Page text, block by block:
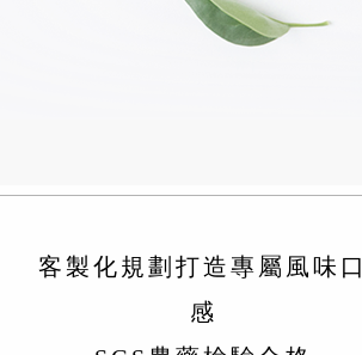
客製化規劃打造專屬風味口
感